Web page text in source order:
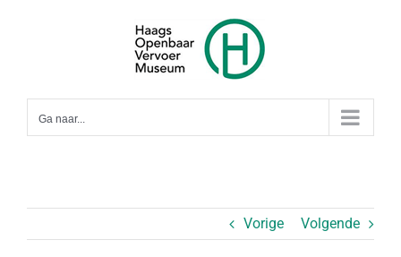
Ga naar...
Vorige Volgende